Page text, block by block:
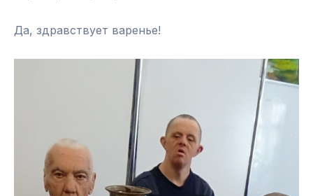
Да, здравствует варенье!